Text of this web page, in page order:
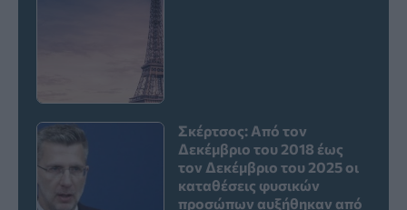
Σκέρτσος: Από τον
Δεκέμβριο του 2018 έως
τον Δεκέμβριο του 2025 οι
καταθέσεις φυσικών
προσώπων αυξήθηκαν από